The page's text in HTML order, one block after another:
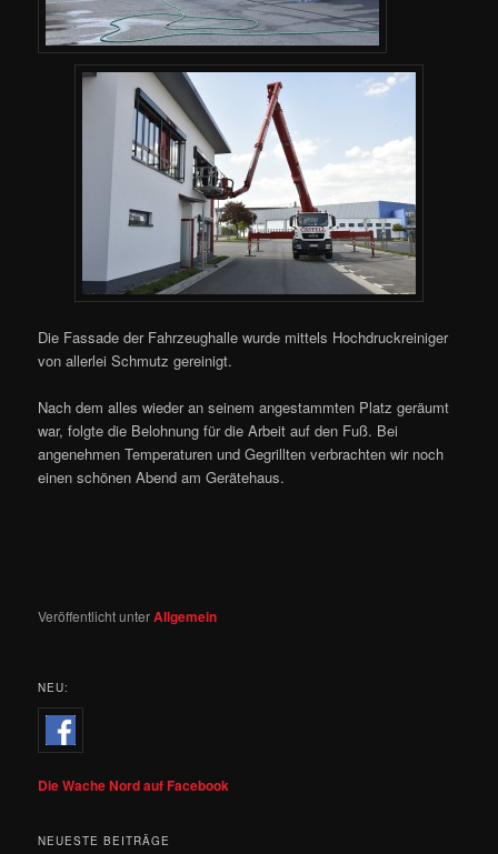
Die Fassade der Fahrzeughalle wurde mittels Hochdruckreiniger
von allerlei Schmutz gereinigt.
Nach dem alles wieder an seinem angestammten Platz geräumt
war, folgte die Belohnung für die Arbeit auf den Fuß. Bei
angenehmen Temperaturen und Gegrillten verbrachten wir noch
einen schönen Abend am Gerätehaus.
Veröffentlicht unterAllgemein
NEU:
Die Wache Nord auf Facebook
NEUESTE BEITRÄGE